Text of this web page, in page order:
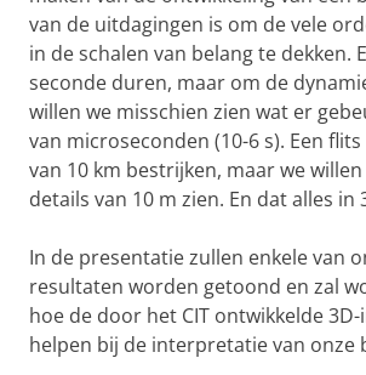
van de uitdagingen is om de vele
in de schalen van belang te dekken.
seconde duren, maar om de
willen we misschien zien wat er
van microseconden (10-6 s). Een
van 10 km bestrijken, maar we
details van 10 m zien. En dat alles in
In de presentatie zullen enkele van
resultaten worden getoond en zal
hoe de door het CIT ontwikkelde
helpen bij de interpretatie van onze